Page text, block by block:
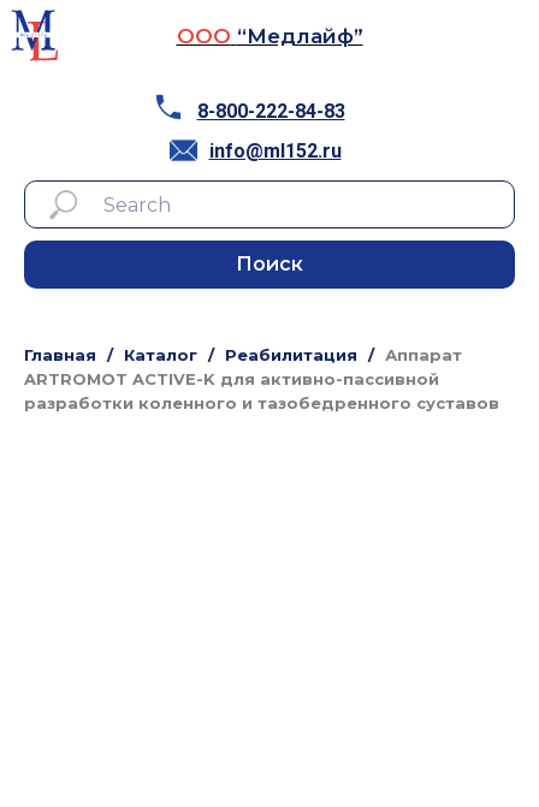
ООО “Медлайф”
info@ml152.ru
8-800-222-84-83
Поиск
Главная Каталог Реабилитация
Аппарат
ARTROMOT ACTIVE-K для активно-пассивной
разработки коленного и тазобедренного суставов